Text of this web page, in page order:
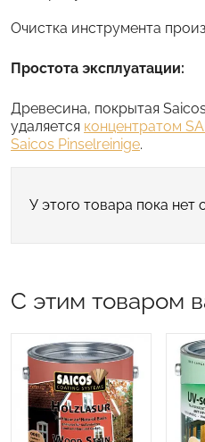
Очистка инструмента
Простота эксплуатации:
Древесина, покрытая
удаляется концентратом
Saicos Pinselreinige.
У этого товара пока нет
С этим товаром